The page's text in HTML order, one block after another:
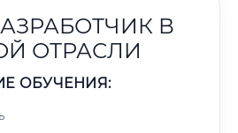
В
ОТРАСЛИ
ОБУЧЕНИЯ: